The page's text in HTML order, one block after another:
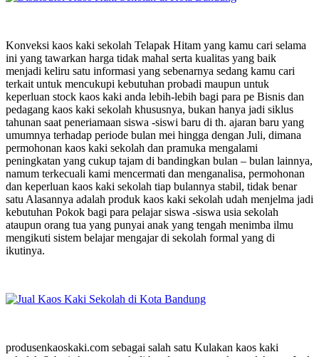
Konveksi kaos kaki sekolah Telapak Hitam yang kamu cari selama
ini yang tawarkan harga tidak mahal serta kualitas yang baik
menjadi keliru satu informasi yang sebenarnya sedang kamu cari
terkait untuk mencukupi kebutuhan probadi maupun untuk
keperluan stock kaos kaki anda lebih-lebih bagi para pe Bisnis dan
pedagang kaos kaki sekolah khususnya, bukan hanya jadi siklus
tahunan saat peneriamaan siswa -siswi baru di th. ajaran baru yang
umumnya terhadap periode bulan mei hingga dengan Juli, dimana
permohonan kaos kaki sekolah dan pramuka mengalami
peningkatan yang cukup tajam di bandingkan bulan – bulan lainnya,
namum terkecuali kami mencermati dan menganalisa, permohonan
dan keperluan kaos kaki sekolah tiap bulannya stabil, tidak benar
satu Alasannya adalah produk kaos kaki sekolah udah menjelma jadi
kebutuhan Pokok bagi para pelajar siswa -siswa usia sekolah
ataupun orang tua yang punyai anak yang tengah menimba ilmu
mengikuti sistem belajar mengajar di sekolah formal yang di
ikutinya.
produsenkaoskaki.com sebagai salah satu Kulakan kaos kaki